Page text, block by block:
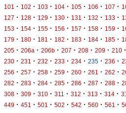
101
· 102 · 103 · 104 · 105 · 106 · 107 ·
127 · 128 · 129 · 130 · 131 · 132 · 133 ·
153 · 154 · 155 · 156 · 157 · 158 · 159 ·
179 · 180 · 181 · 182 · 183 · 184 · 185 ·
205 · 206a · 206b · 207 · 208 · 209 · 210 ·
230 · 231 · 232 · 233 · 234 · 235 · 236 ·
256 · 257 · 258 · 259 · 260 · 261 · 262 ·
282 · 283 · 284 · 285 · 286 · 287 · 288 ·
308 · 309 · 310 · 311 · 312 · 313 · 314 ·
449 · 451 · 501 · 502 · 542 · 560 · 561 ·